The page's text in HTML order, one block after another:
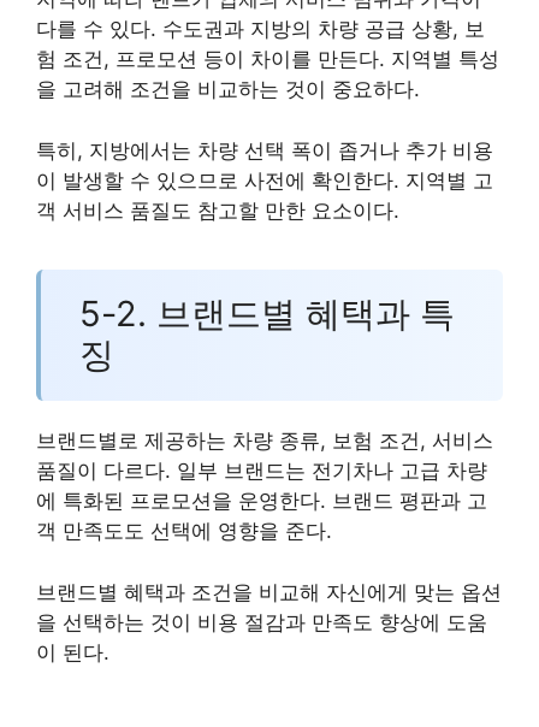
다를 수 있다. 수도권과 지방의 차량 공급 상황, 보
험 조건, 프로모션 등이 차이를 만든다. 지역별 특성
을 고려해 조건을 비교하는 것이 중요하다.
특히, 지방에서는 차량 선택 폭이 좁거나 추가 비용
이 발생할 수 있으므로 사전에 확인한다. 지역별 고
객 서비스 품질도 참고할 만한 요소이다.
5-2. 브랜드별 혜택과 특
징
브랜드별로 제공하는 차량 종류, 보험 조건, 서비스
품질이 다르다. 일부 브랜드는 전기차나 고급 차량
에 특화된 프로모션을 운영한다. 브랜드 평판과 고
객 만족도도 선택에 영향을 준다.
브랜드별 혜택과 조건을 비교해 자신에게 맞는 옵션
을 선택하는 것이 비용 절감과 만족도 향상에 도움
이 된다.